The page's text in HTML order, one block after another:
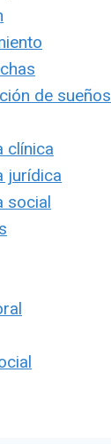
de sueños
clínica
jurídica
social